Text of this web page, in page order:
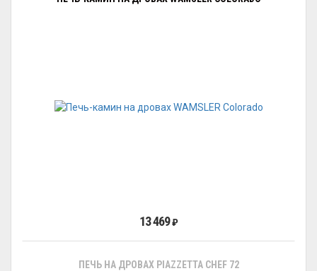
13 469₽
ПЕЧЬ НА ДРОВАХ PIAZZETTA CHEF 72